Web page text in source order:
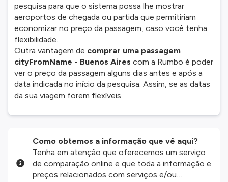
pesquisa para que o sistema possa lhe mostrar
aeroportos de chegada ou partida que permitiriam
economizar no preço da passagem, caso você tenha
flexibilidade.
Outra vantagem de comprar uma passagem
cityFromName - Buenos Aires com a Rumbo é poder
ver o preço da passagem alguns dias antes e após a
data indicada no início da pesquisa. Assim, se as datas
da sua viagem forem flexíveis.
Como obtemos a informação que vê aqui?
Tenha em atenção que oferecemos um serviço
de comparação online e que toda a informação e
preços relacionados com serviços e/ou